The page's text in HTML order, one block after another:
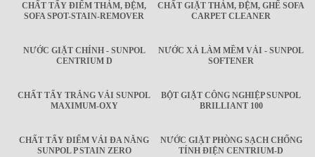
CHẤT TẨY ĐIỂM THẢM, ĐỆM,
SOFA SPOT-STAIN-REMOVER
CHẤT GIẶT THẢM, ĐỆM, GHẾ SOFA
CARPET CLEANER
NƯỚC GIẶT CHÍNH - SUNPOL
CENTRIUM D
NƯỚC XẢ LÀM MỀM VẢI - SUNPOL
SOFTENER
CHẤT TẨY TRẮNG VẢI SUNPOL
MAXIMUM-OXY
BỘT GIẶT CÔNG NGHIỆP SUNPOL
BRILLIANT 100
CHẤT TẨY ĐIỂM VẢI ĐA NĂNG
SUNPOL P STAIN ZERO
NƯỚC GIẶT PHÒNG SẠCH CHỐNG
TÍNH ĐIỆN CENTRIUM-D